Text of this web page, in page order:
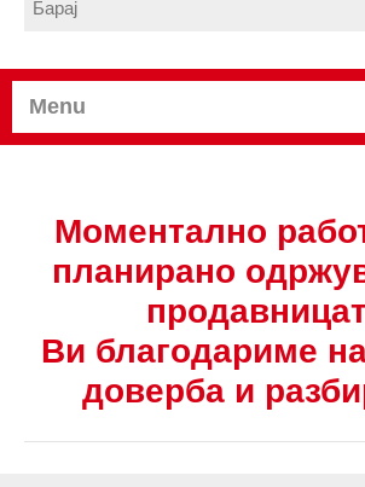
Menu
Моментално
планирано
Ви благодариме
доверба и